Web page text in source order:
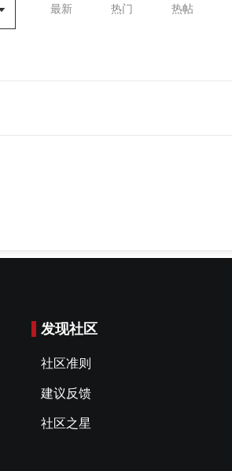
最新 热门 热帖
发现社区
社区准则
建议反馈
社区之星